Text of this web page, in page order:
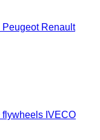
Peugeot Renault
flywheels IVECO